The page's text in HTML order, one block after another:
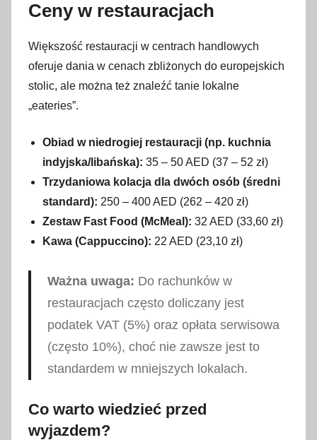
Ceny w restauracjach
Większość restauracji w centrach handlowych
oferuje dania w cenach zbliżonych do europejskich
stolic, ale można też znaleźć tanie lokalne
„eateries”.
Obiad w niedrogiej restauracji (np. kuchnia
indyjska/libańska): 35 – 50 AED (37 – 52 zł)
Trzydaniowa kolacja dla dwóch osób (średni
standard): 250 – 400 AED (262 – 420 zł)
Zestaw Fast Food (McMeal): 32 AED (33,60 zł)
Kawa (Cappuccino): 22 AED (23,10 zł)
Ważna uwaga: Do rachunków w
restauracjach często doliczany jest
podatek VAT (5%) oraz opłata serwisowa
(często 10%), choć nie zawsze jest to
standardem w mniejszych lokalach.
Co warto wiedzieć przed
wyjazdem?